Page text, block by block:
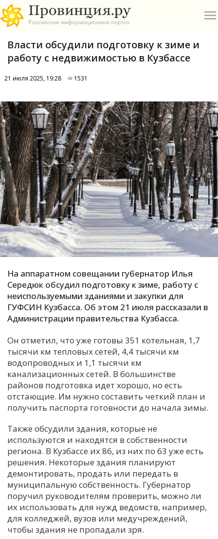
А
Б
В
Е
И
К
М
Н
О
П
Р
С
Т
Ч
Власти обсудили подготовку к зиме и
работу с недвижимостью в Кузбассе
21 июля 2025, 19:28 1531
На аппаратном совещании губернатор Илья
Середюк обсудил подготовку к зиме, работу с
неиспользуемыми зданиями и закупки для
ГУФСИН Кузбасса. Об этом 21 июля рассказали в
Администрации правительства Кузбасса.
Он отметил, что уже готовы 351 котельная, 1,7
тысячи км тепловых сетей, 4,4 тысячи км
водопроводных и 1,1 тысячи км
канализационных сетей. В большинстве
районов подготовка идет хорошо, но есть
отстающие. Им нужно составить четкий план и
получить паспорта готовности до начала зимы.
Также обсудили здания, которые не
используются и находятся в собственности
региона. В Кузбассе их 86, из них по 63 уже есть
решения. Некоторые здания планируют
демонтировать, продать или передать в
муниципальную собственность. Губернатор
поручил руководителям проверить, можно ли
их использовать для нужд ведомств, например,
для колледжей, вузов или медучреждений,
чтобы здания не пропадали зря.